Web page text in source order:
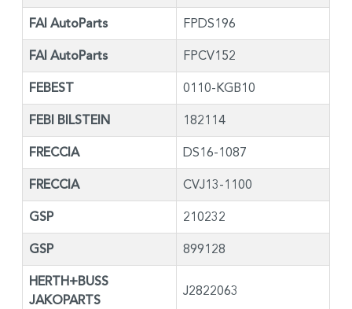
FAI AutoParts FPDS196
FAI AutoParts FPCV152
FEBEST 0110-KGB10
FEBI BILSTEIN 182114
FRECCIA DS16-1087
FRECCIA CVJ13-1100
GSP 210232
GSP 899128
HERTH+BUSS
JAKOPARTS
J2822063